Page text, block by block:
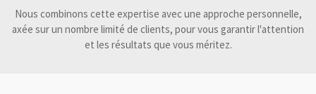
Nous combinons cette expertise avec une approche personnelle,
axée sur un nombre limité de clients, pour vous garantir l'attention
et les résultats que vous méritez.